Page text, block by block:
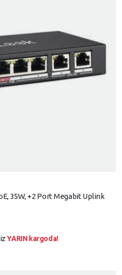
35W, +2 Port Megabit Uplink
YARIN kargoda!